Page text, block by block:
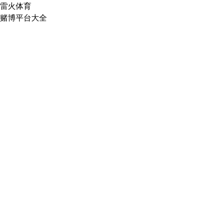
雷火体育
赌博平台大全